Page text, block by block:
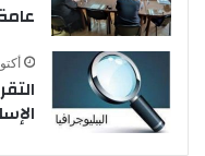
أكتوبر